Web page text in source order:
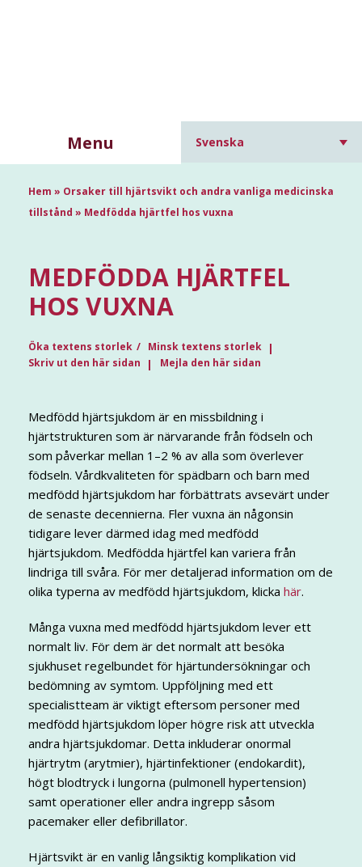
Menu Svenska
Hem » Orsaker till hjärtsvikt och andra vanliga medicinska
tillstånd » Medfödda hjärtfel hos vuxna
MEDFÖDDA HJÄRTFEL
HOS VUXNA
Öka textens storlek
Minsk textens storlek
Skriv ut den här sidan
Mejla den här sidan
Medfödd hjärtsjukdom är en missbildning i
hjärtstrukturen som är närvarande från födseln och
som påverkar mellan 1–2 % av alla som överlever
födseln. Vårdkvaliteten för spädbarn och barn med
medfödd hjärtsjukdom har förbättrats avsevärt under
de senaste decennierna. Fler vuxna än någonsin
tidigare lever därmed idag med medfödd
hjärtsjukdom. Medfödda hjärtfel kan variera från
lindriga till svåra. För mer detaljerad information om de
olika typerna av medfödd hjärtsjukdom, klicka här.
Många vuxna med medfödd hjärtsjukdom lever ett
normalt liv. För dem är det normalt att besöka
sjukhuset regelbundet för hjärtundersökningar och
bedömning av symtom. Uppföljning med ett
specialistteam är viktigt eftersom personer med
medfödd hjärtsjukdom löper högre risk att utveckla
andra hjärtsjukdomar. Detta inkluderar onormal
hjärtrytm (arytmier), hjärtinfektioner (endokardit),
högt blodtryck i lungorna (pulmonell hypertension)
samt operationer eller andra ingrepp såsom
pacemaker eller defibrillator.
Hjärtsvikt är en vanlig långsiktig komplikation vid